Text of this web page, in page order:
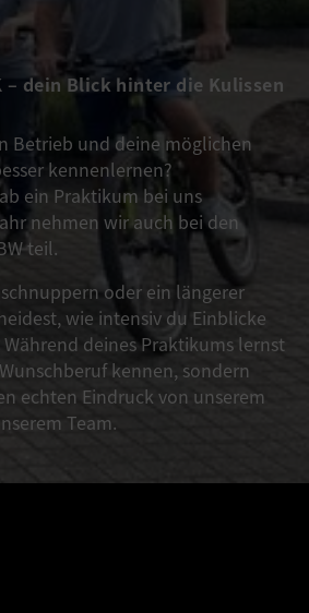
dein Blick hinter die Kulissen
Betrieb und deine möglichen
kennenlernen?
ein Praktikum bei uns
nehmen wir auch bei den
teil.
oder ein längerer
wie intensiv du Einblicke
deines Praktikums lernst
kennen, sondern
echten Eindruck von unserem
Team.